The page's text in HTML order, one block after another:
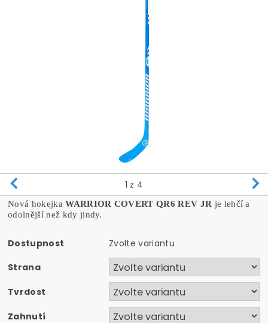
1 z 4
Nová hokejkaWARRIOR COVERT QR6 REV JR je lehčí a
odolnější než kdy jindy.
Dostupnost
Zvolte variantu
Strana
Tvrdost
Zahnutí